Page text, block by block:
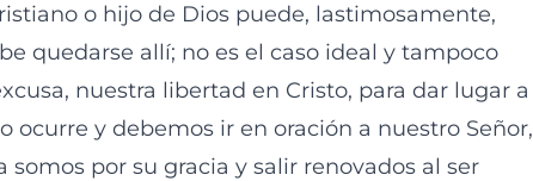
o hijo de Dios puede, lastimosamente,
quedarse allí; no es el caso ideal y tampoco
nuestra libertad en Cristo, para dar lugar a
ocurre y debemos ir en oración a nuestro Señor,
por su gracia y salir renovados al ser